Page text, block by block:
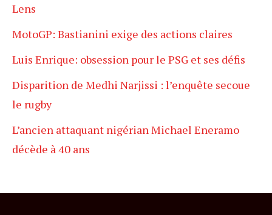
Lens
MotoGP: Bastianini exige des actions claires
Luis Enrique: obsession pour le PSG et ses défis
Disparition de Medhi Narjissi : l’enquête secoue
le rugby
L’ancien attaquant nigérian Michael Eneramo
décède à 40 ans